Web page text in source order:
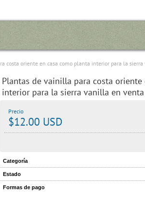
costa oriente en casa como planta interior para la
Plantas de vainilla para costa oriente
interior para la sierra vanilla en venta
Precio
$12.00 USD
Categoría
Estado
Formas de pago